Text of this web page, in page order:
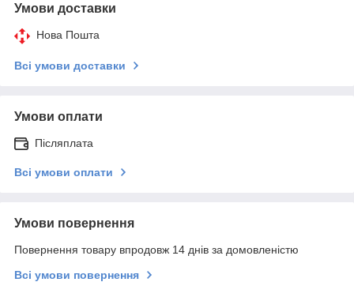
Умови доставки
Нова Пошта
Всі умови доставки
Умови оплати
Післяплата
Всі умови оплати
Умови повернення
Повернення товару впродовж 14 днів за домовленістю
Всі умови повернення